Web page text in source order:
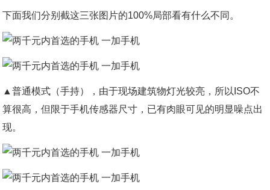
下面我们分别截这三张图片的100%局部看有什么不同。
▲普通模式（手持），由于现场建筑物灯光较亮，所以ISO不
算很高，但限于手机传感器尺寸，已有肉眼可见的明显噪点出
现。